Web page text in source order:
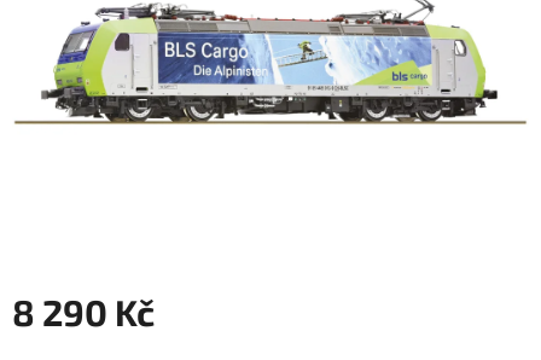
8 290 Kč